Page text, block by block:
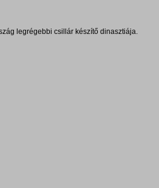
legrégebbi csillár készítő dinasztiája.